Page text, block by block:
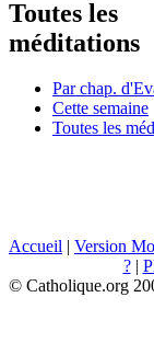
Toutes les
méditations
Par chap.
Cette semaine
Toutes les
Accueil | Version
?|
© Catholique.org